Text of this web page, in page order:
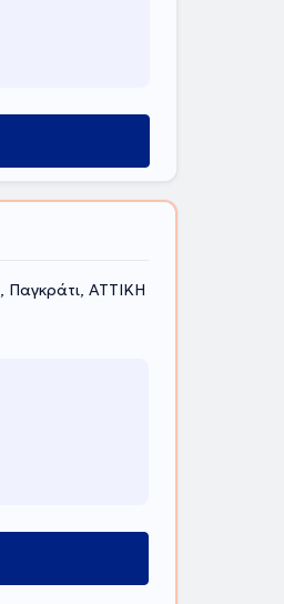
Παγκράτι, ΑΤΤΙΚΗ